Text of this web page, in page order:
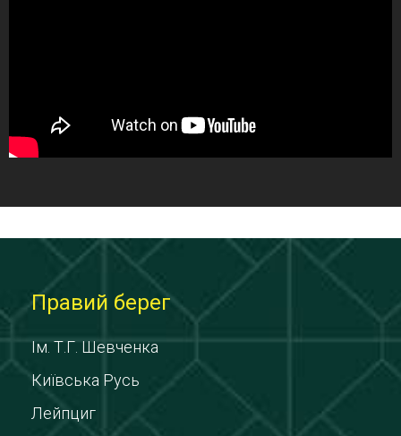
Правий берег
Ім. Т.Г. Шевченка
Київська Русь
Лейпциг